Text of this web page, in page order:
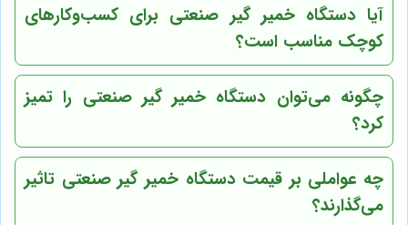
آیا دستگاه خمیر گیر صنعتی برای کسب‌وکارهای
کوچک مناسب است؟
چگونه می‌توان دستگاه خمیر گیر صنعتی را تمیز
کرد؟
چه عواملی بر قیمت دستگاه خمیر گیر صنعتی تاثیر
می‌گذارند؟